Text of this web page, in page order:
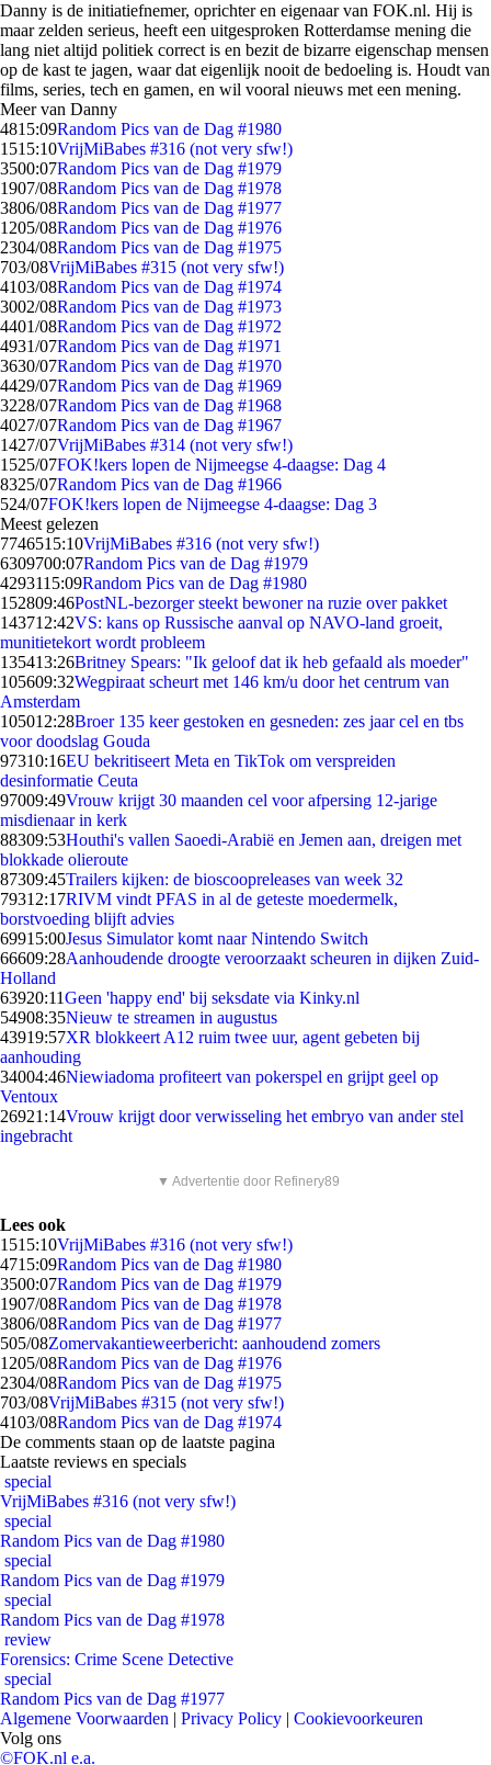
Danny is de initiatiefnemer, oprichter en eigenaar van FOK.nl. Hij is
maar zelden serieus, heeft een uitgesproken Rotterdamse mening die
lang niet altijd politiek correct is en bezit de bizarre eigenschap mensen
op de kast te jagen, waar dat eigenlijk nooit de bedoeling is. Houdt van
films, series, tech en gamen, en wil vooral nieuws met een mening.
Meer van Danny
4815:09Random Pics van de Dag #1980
1515:10VrijMiBabes #316 (not very sfw!)
3500:07Random Pics van de Dag #1979
1907/08Random Pics van de Dag #1978
3806/08Random Pics van de Dag #1977
1205/08Random Pics van de Dag #1976
2304/08Random Pics van de Dag #1975
703/08VrijMiBabes #315 (not very sfw!)
4103/08Random Pics van de Dag #1974
3002/08Random Pics van de Dag #1973
4401/08Random Pics van de Dag #1972
4931/07Random Pics van de Dag #1971
3630/07Random Pics van de Dag #1970
4429/07Random Pics van de Dag #1969
3228/07Random Pics van de Dag #1968
4027/07Random Pics van de Dag #1967
1427/07VrijMiBabes #314 (not very sfw!)
1525/07FOK!kers lopen de Nijmeegse 4-daagse: Dag 4
8325/07Random Pics van de Dag #1966
524/07FOK!kers lopen de Nijmeegse 4-daagse: Dag 3
Meest gelezen
7746515:10VrijMiBabes #316 (not very sfw!)
6309700:07Random Pics van de Dag #1979
4293115:09Random Pics van de Dag #1980
152809:46PostNL-bezorger steekt bewoner na ruzie over pakket
143712:42VS: kans op Russische aanval op NAVO-land groeit,
munitietekort wordt probleem
135413:26Britney Spears: "Ik geloof dat ik heb gefaald als moeder"
105609:32Wegpiraat scheurt met 146 km/u door het centrum van
Amsterdam
105012:28Broer 135 keer gestoken en gesneden: zes jaar cel en tbs
voor doodslag Gouda
97310:16EU bekritiseert Meta en TikTok om verspreiden
desinformatie Ceuta
97009:49Vrouw krijgt 30 maanden cel voor afpersing 12-jarige
misdienaar in kerk
88309:53Houthi's vallen Saoedi-Arabië en Jemen aan, dreigen met
blokkade olieroute
87309:45Trailers kijken: de bioscoopreleases van week 32
79312:17RIVM vindt PFAS in al de geteste moedermelk,
borstvoeding blijft advies
69915:00Jesus Simulator komt naar Nintendo Switch
66609:28Aanhoudende droogte veroorzaakt scheuren in dijken Zuid-
Holland
63920:11Geen 'happy end' bij seksdate via Kinky.nl
54908:35Nieuw te streamen in augustus
43919:57XR blokkeert A12 ruim twee uur, agent gebeten bij
aanhouding
34004:46Niewiadoma profiteert van pokerspel en grijpt geel op
Ventoux
26921:14Vrouw krijgt door verwisseling het embryo van ander stel
ingebracht
▼ Advertentie door Refinery89
Lees ook
1515:10VrijMiBabes #316 (not very sfw!)
4715:09Random Pics van de Dag #1980
3500:07Random Pics van de Dag #1979
1907/08Random Pics van de Dag #1978
3806/08Random Pics van de Dag #1977
505/08Zomervakantieweerbericht: aanhoudend zomers
1205/08Random Pics van de Dag #1976
2304/08Random Pics van de Dag #1975
703/08VrijMiBabes #315 (not very sfw!)
4103/08Random Pics van de Dag #1974
De comments staan op de laatste pagina
Laatste reviews en specials
special
VrijMiBabes #316 (not very sfw!)
special
Random Pics van de Dag #1980
special
Random Pics van de Dag #1979
special
Random Pics van de Dag #1978
review
Forensics: Crime Scene Detective
special
Random Pics van de Dag #1977
Algemene Voorwaarden | Privacy Policy | Cookievoorkeuren
Volg ons
©FOK.nl e.a.